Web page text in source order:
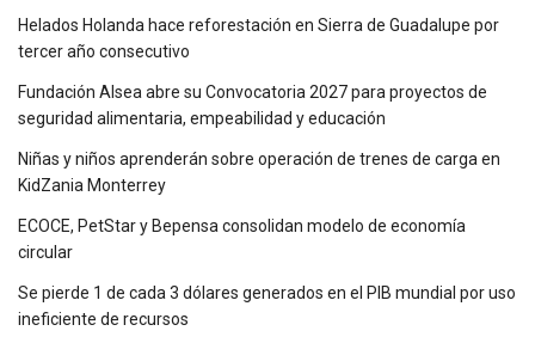
Helados Holanda hace reforestación en Sierra de Guadalupe por
tercer año consecutivo
Fundación Alsea abre su Convocatoria 2027 para proyectos de
seguridad alimentaria, empeabilidad y educación
Niñas y niños aprenderán sobre operación de trenes de carga en
KidZania Monterrey
ECOCE, PetStar y Bepensa consolidan modelo de economía
circular
Se pierde 1 de cada 3 dólares generados en el PIB mundial por uso
ineficiente de recursos